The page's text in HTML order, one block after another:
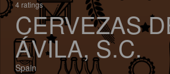
4 ratings
CERVEZAS
ÁVILA, S.C.
Spain